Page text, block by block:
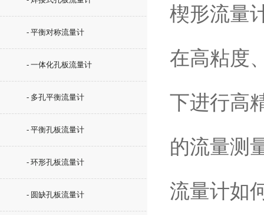
- 平衡对称流量计
- 一体化孔板流量计
- 多孔平衡流量计
- 平衡孔板流量计
- 环形孔板流量计
- 圆缺孔板流量计
楔形流量
在高粘度
下进行高
的流量测
流量计如